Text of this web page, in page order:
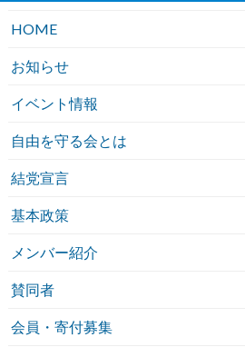
HOME
お知らせ
イベント情報
自由を守る会とは
結党宣言
基本政策
メンバー紹介
賛同者
会員・寄付募集